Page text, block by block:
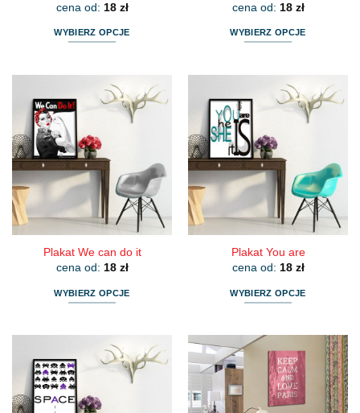
cena od: 18 zł
WYBIERZ OPCJE
wiele
wariantów.
Opcje
można
wybrać
na
stronie
produktu
cena od: 18 zł
WYBIERZ OPCJE
wiele
wariantów.
Opcje
można
wybrać
na
stronie
produktu
Plakat We can do it
cena od: 18 zł
WYBIERZ OPCJE
wiele
wariantów.
Opcje
Plakat You are
cena od: 18 zł
WYBIERZ OPCJE
wiele
wariantów.
Opcje